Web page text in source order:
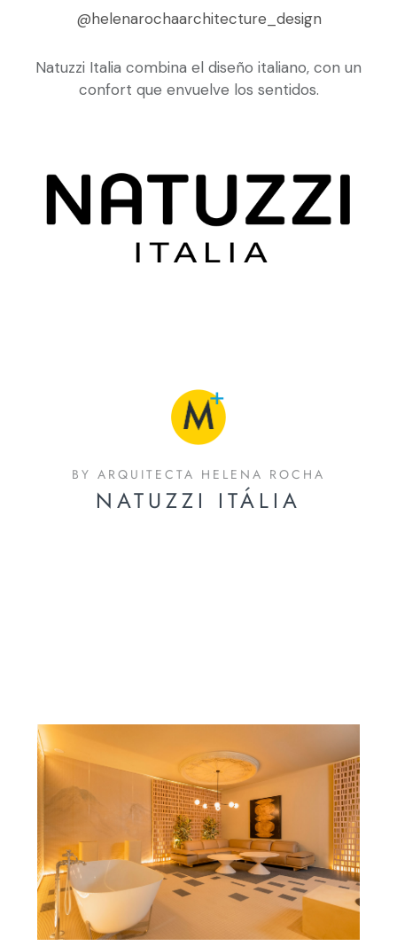
@helenarochaarchitecture_design
Natuzzi Italia combina el diseño italiano, con un
confort que envuelve los sentidos.
BY ARQUITECTA HELENA ROCHA
NATUZZI ITÁLIA